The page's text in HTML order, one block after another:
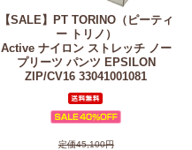
【SALE】
PT TORINO（ピーティ
ー トリノ）
Active ナイロン ストレッチ ノー
プリーツ パンツ EPSILON
ZIP/CV16 33041001081
定価45,100円